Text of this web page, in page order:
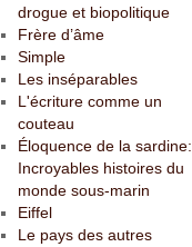
drogue et biopolitique
Frère d’âme
Simple
Les inséparables
L'écriture comme un
couteau
Éloquence de la sardine:
Incroyables histoires du
monde sous-marin
Eiffel
Le pays des autres